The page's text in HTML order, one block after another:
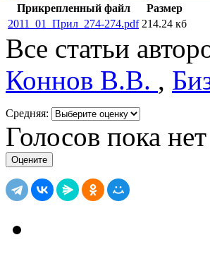
Прикрепленный файл
Размер
2011_01_Прил_274-274.pdf 214.24 кб
Все статьи
Коннов В.В. ,
Средняя:
Голосов пока нет